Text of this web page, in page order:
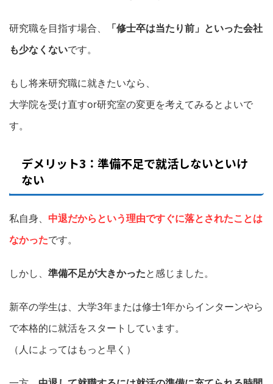
研究職を目指す場合、
「修士卒は当たり前」といった会社
も少なくないです。
もし将来研究職に就きたいなら、
大学院を受け直すor研究室の変更を考えてみるとよいで
す。
デメリット3：準備不足で就活しないといけ
ない
私自身、 中退だからという理由ですぐに落とされたことは
なかったです。
しかし、 準備不足が大きかったと感じました。
新卒の学生は、大学3年または修士1年からインターンやら
で本格的に就活をスタートしています。
（人によってはもっと早く）